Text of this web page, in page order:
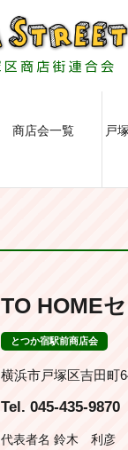
商店会一覧
戸
TO HOME
とつか宿駅前商店会
横浜市戸塚区吉田町
Tel. 045-435-9870
代表者名 鈴木 利彦